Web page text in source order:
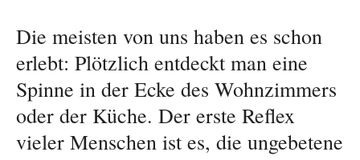
Die meisten von uns haben es schon
erlebt: Plötzlich entdeckt man eine
Spinne in der Ecke des Wohnzimmers
oder der Küche. Der erste Reflex
vieler Menschen ist es, die ungebetene